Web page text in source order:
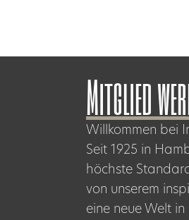
Mitglied
Willkommen bei
Seit 1925 in
höchste
von unserem
eine neue Welt